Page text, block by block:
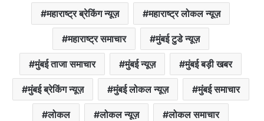
महाराष्ट्र ब्रेकिंग न्यूज़ महाराष्ट्र लोकल न्यूज़
महाराष्ट्र समाचार मुंबई टुडे न्यूज़
मुंबई ताजा समाचार मुंबई न्यूज़ मुंबई बड़ी खबर
मुंबई ब्रेकिंग न्यूज़ मुंबई लोकल न्यूज़ मुंबई समाचार
लोकल लोकल न्यूज़ लोकल समाचार